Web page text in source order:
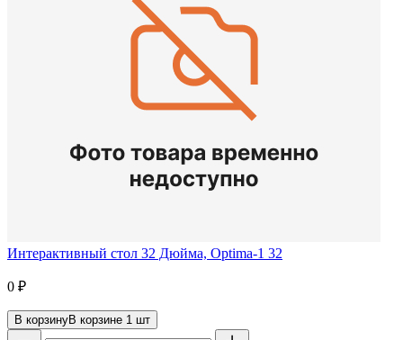
Интерактивный стол 32 Дюйма, Optima-1 32
0 ₽
В корзинуВ корзине 1 шт